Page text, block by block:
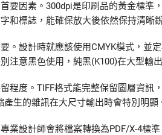
要因素。300dpi是印刷品的黃金標準
和標誌，能確保放大後依然保持清晰
。設計時就應該使用CMYK模式，並
注意黑色使用，純黑(K100)在大型輸
程度。TIFF格式能完整保留圖層資訊
生的雜訊在大尺寸輸出時會特別明顯
業設計師會將檔案轉換為PDF/X-4標